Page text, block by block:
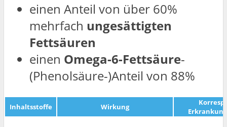
einen Anteil von über 60%
mehrfach ungesättigten
Fettsäuren
einen Omega-6-Fettsäure-
(Phenolsäure-)Anteil von 88%
Inhaltsstoffe Wirkung